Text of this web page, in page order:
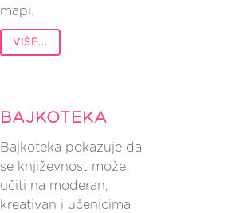
mapi.
VIŠE...
BAJKOTEKA
Bajkoteka pokazuje da
se književnost može
učiti na moderan,
kreativan i učenicima